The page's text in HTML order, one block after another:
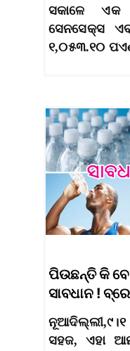
ସକାଳେ ଏକ
ସେନସେକ୍ସ
୧,୦୫୩.୧୦
ପିଉଛନ୍ତି କି
ସାବଧାନ !
ସହଜ, ଏହା